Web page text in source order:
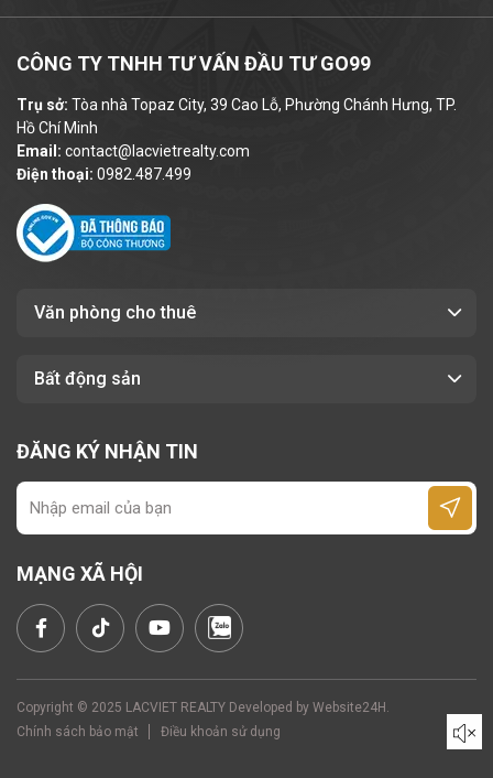
CÔNG TY TNHH TƯ VẤN ĐẦU TƯ GO99
Trụ sở: Tòa nhà Topaz City, 39 Cao Lỗ, Phường Chánh Hưng, TP.
Hồ Chí Minh
Email: contact@lacvietrealty.com
Điện thoại: 0982.487.499
Văn phòng cho thuê
Bất động sản
ĐĂNG KÝ NHẬN TIN
MẠNG XÃ HỘI
Copyright © 2025 LACVIET REALTY Developed by Website24H.
Chính sách bảo mật
Điều khoản sử dụng